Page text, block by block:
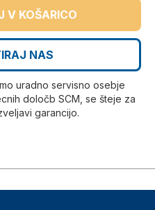
V KOŠARICO
NAS
uradno servisno osebje
določb SCM, se šteje za
garancijo.